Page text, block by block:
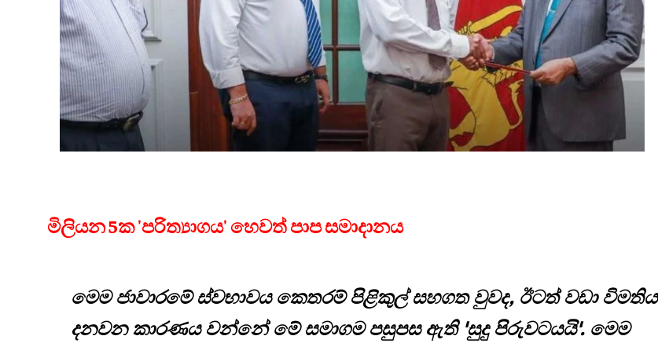
මිලියන 5ක 'පරිත්‍යාගය' හෙවත් පාප සමාදානය
මෙම ජාවාරමේ ස්වභාවය කෙතරම් පිළිකුල් සහගත වුවද, ඊටත් වඩා විමතිය
දනවන කාරණය වන්නේ මේ සමාගම පසුපස ඇති 'සුදු පිරුවටයයි'. මෙම